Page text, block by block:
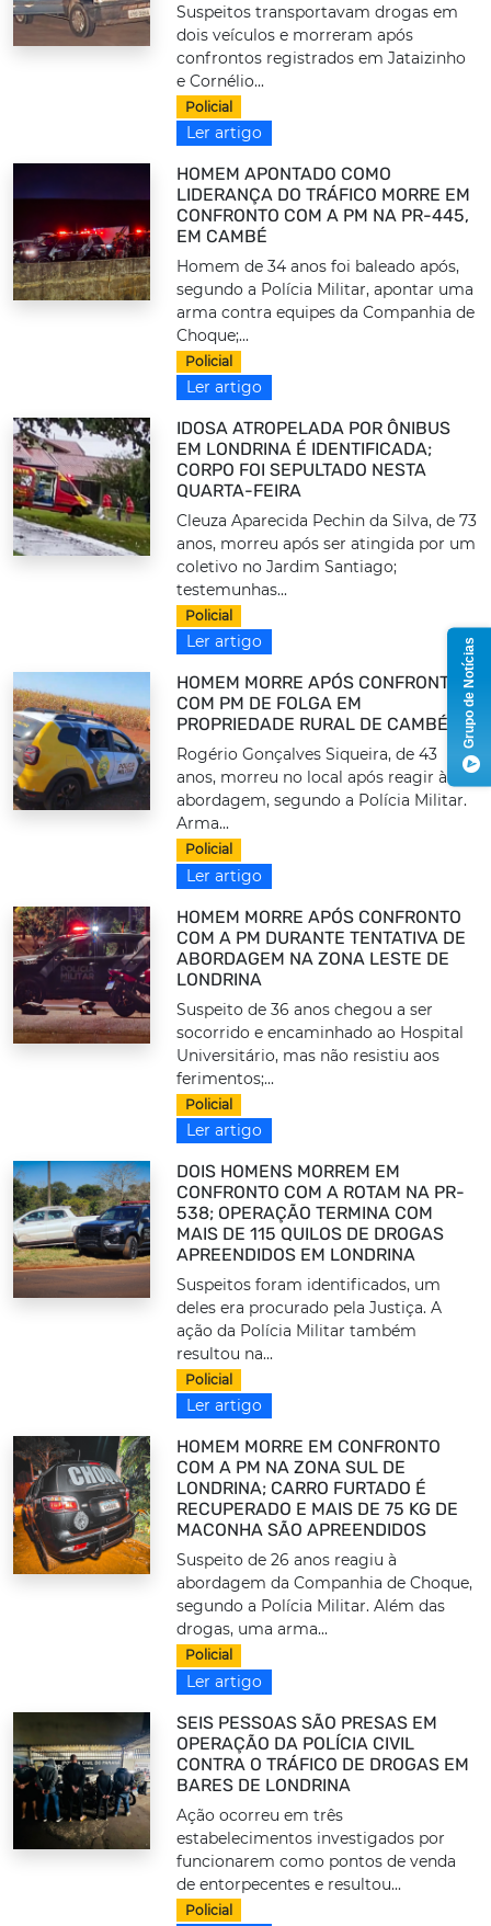
Suspeitos transportavam drogas em
dois veículos e morreram após
confrontos registrados em Jataizinho
e Cornélio...
Policial
Ler artigo
HOMEM APONTADO COMO
LIDERANÇA DO TRÁFICO MORRE EM
CONFRONTO COM A PM NA PR-445,
EM CAMBÉ
Homem de 34 anos foi baleado após,
segundo a Polícia Militar, apontar uma
arma contra equipes da Companhia de
Choque;...
Policial
Ler artigo
IDOSA ATROPELADA POR ÔNIBUS
EM LONDRINA É IDENTIFICADA;
CORPO FOI SEPULTADO NESTA
QUARTA-FEIRA
Cleuza Aparecida Pechin da Silva, de 73
anos, morreu após ser atingida por um
coletivo no Jardim Santiago;
testemunhas...
Policial
Ler artigo
HOMEM MORRE APÓS CONFRONTO
COM PM DE FOLGA EM
PROPRIEDADE RURAL DE CAMBÉ
Rogério Gonçalves Siqueira, de 43
anos, morreu no local após reagir à
abordagem, segundo a Polícia Militar.
Arma...
Policial
Ler artigo
HOMEM MORRE APÓS CONFRONTO
COM A PM DURANTE TENTATIVA DE
ABORDAGEM NA ZONA LESTE DE
LONDRINA
Suspeito de 36 anos chegou a ser
socorrido e encaminhado ao Hospital
Universitário, mas não resistiu aos
ferimentos;...
Policial
Ler artigo
DOIS HOMENS MORREM EM
CONFRONTO COM A ROTAM NA PR-
538; OPERAÇÃO TERMINA COM
MAIS DE 115 QUILOS DE DROGAS
APREENDIDOS EM LONDRINA
Suspeitos foram identificados, um
deles era procurado pela Justiça. A
ação da Polícia Militar também
resultou na...
Policial
Ler artigo
HOMEM MORRE EM CONFRONTO
COM A PM NA ZONA SUL DE
LONDRINA; CARRO FURTADO É
RECUPERADO E MAIS DE 75 KG DE
MACONHA SÃO APREENDIDOS
Suspeito de 26 anos reagiu à
abordagem da Companhia de Choque,
segundo a Polícia Militar. Além das
drogas, uma arma...
Policial
Ler artigo
SEIS PESSOAS SÃO PRESAS EM
OPERAÇÃO DA POLÍCIA CIVIL
CONTRA O TRÁFICO DE DROGAS EM
BARES DE LONDRINA
Ação ocorreu em três
estabelecimentos investigados por
funcionarem como pontos de venda
de entorpecentes e resultou...
Policial
Grupo de Notícias